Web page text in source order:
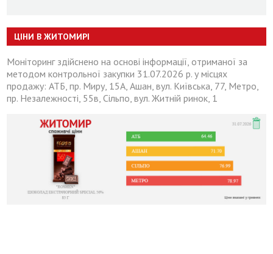
ЦІНИ В ЖИТОМИРІ
Моніторинг здійснено на основі інформації, отриманої за
методом контрольної закупки 31.07.2026 р. у місцях
продажу: АТБ, пр. Миру, 15А, Ашан, вул. Київська, 77, Метро,
пр. Незалежності, 55в, Сільпо, вул. Житній ринок, 1